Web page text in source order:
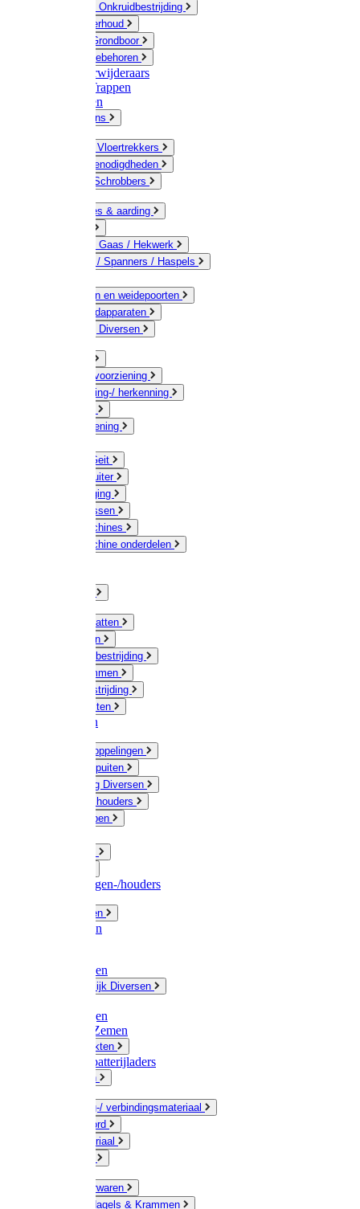
Schoffels / Onkruidbestrijding
Gazononderhoud
Hamers / Grondboor
Sledes / toebehoren
Onkruidverwijderaars
Ladders / Trappen
Werkbanken
Betonmolens
Bezems & Vloertrekkers
Schildersbenodigdheden
Borstels / Schrobbers
Accessoires & aarding
Geleiders / Gaas / Hekwerk
Verbinders / Spanners / Haspels
Doorgangen en weidepoorten
Schrikdraadapparaten
Afrastering Diversen
Drinkwatervoorziening
Veemarkering-/ herkenning
Voervoorziening
Schaap / Geit
Paard & Ruiter
Veeverzorging
Scheermessen
Scheermachines
Scheermachine onderdelen
Muizen / Ratten
Drukspuiten
Ongediertebestrijding
Mollenklemmen
Onkruidbestrijding
Vliegenkasten
Meststoffen
Messing koppelingen
Gieters / Spuiten
Besproeiing Diversen
Slangen & houders
Waterpompen
Slangenwagen-/houders
Olie / Vetten
Chemicalien
Plasticzakken
Huishoudelijk Diversen
Zaksluitingen
Sponzen / Zemen
Zeepprodukten
Batterij & batterijladers
Zaklampen
Verpakking-/ verbindingsmateriaal
Touw / Koord
Afdekmateriaal
Kleine ijzerwaren
Spijkers, Nagels & Krammen